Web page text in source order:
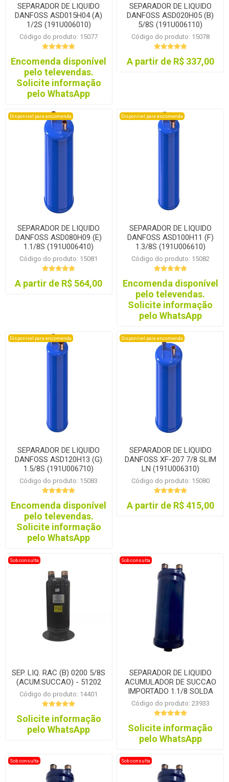
SEPARADOR DE LIQUIDO
DANFOSS ASD015H04 (A)
1/2S (191U006010)
Código do produto: 15077
Encomenda disponível
pelo televendas.
Solicite informação
pelo WhatsApp
SEPARADOR DE LIQUIDO
DANFOSS ASD020H05 (B)
5/8S (191U006110)
Código do produto: 15078
A partir de R$ 337,00
Disponível para encomenda
SEPARADOR DE LIQUIDO
DANFOSS ASD080H09 (E)
1.1/8S (191U006410)
Código do produto: 15081
A partir de R$ 564,00
Disponível para encomenda
SEPARADOR DE LIQUIDO
DANFOSS ASD100H11 (F)
1.3/8S (191U006610)
Código do produto: 15082
Encomenda disponível
pelo televendas.
Solicite informação
pelo WhatsApp
Disponível para encomenda
SEPARADOR DE LIQUIDO
DANFOSS ASD120H13 (G)
1.5/8S (191U006710)
Código do produto: 15083
Encomenda disponível
pelo televendas.
Solicite informação
pelo WhatsApp
Disponível para encomenda
SEPARADOR DE LIQUIDO
DANFOSS XF-207 7/8 SLIM
LN (191U006310)
Código do produto: 15080
A partir de R$ 415,00
Sob consulta
SEP. LIQ. RAC (B) 0200 5/8S
(ACUM.SUCCAO) - 51202
Código do produto: 14401
Solicite informação
pelo WhatsApp
Sob consulta
SEPARADOR DE LIQUIDO
ACUMULADOR DE SUCCAO
IMPORTADO 1.1/8 SOLDA
Código do produto: 23933
Solicite informação
pelo WhatsApp
Sob consulta Sob consulta